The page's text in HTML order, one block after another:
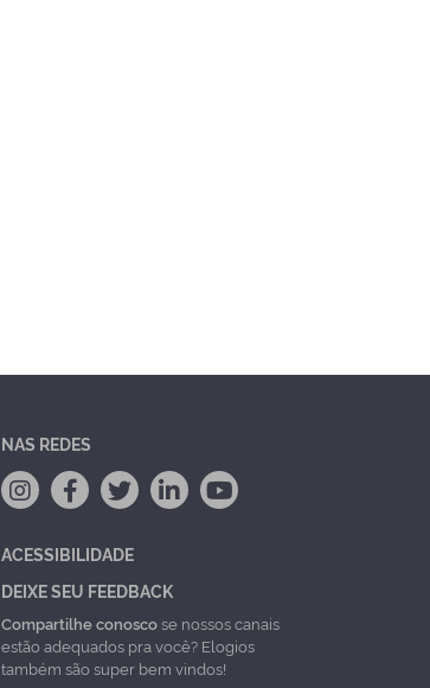
NAS REDES
ACESSIBILIDADE
DEIXE SEU FEEDBACK
Compartilhe conoscose nossos canais
estão adequados pra você? Elogios
também são super bem vindos!